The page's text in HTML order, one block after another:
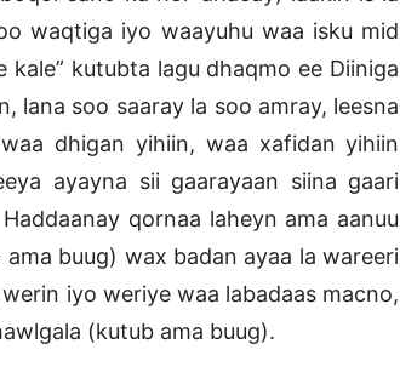
waqtiga iyo waayuhu waa isku mid
kutubta lagu dhaqmo ee Diiniga
lana soo saaray la soo amray, leesna
dhigan yihiin, waa xafidan yihiin
ayayna sii gaarayaan siina gaari
qornaa laheyn ama aanuu
buug) wax badan ayaa la wareeri
iyo weriye waa labadaas macno,
(kutub ama buug).